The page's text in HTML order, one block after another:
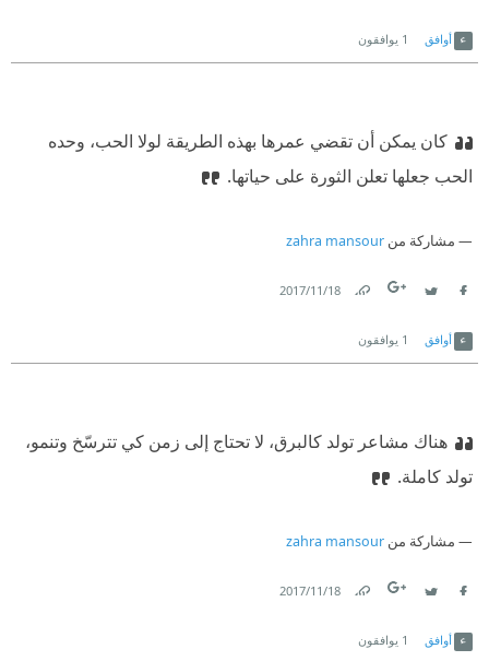
أوافق 1 يوافقون
كان يمكن أن تقضي عمرها بهذه الطريقة لولا الحب، وحده
الحب جعلها تعلن الثورة على حياتها.
مشاركة من zahra mansour
18‏/11‏/2017
أوافق 1 يوافقون
هناك مشاعر تولد كالبرق، لا تحتاج إلى زمن كي تترسّخ وتنمو،
تولد كاملة.
مشاركة من zahra mansour
18‏/11‏/2017
أوافق 1 يوافقون